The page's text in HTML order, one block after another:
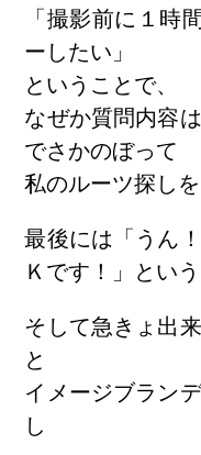
「撮影前に１時
ーしたい」
ということで、
なぜか質問内容
でさかのぼって
私のルーツ探し
最後には「うん
Ｋです！」とい
そして急きょ出
と
イメージブラン
し